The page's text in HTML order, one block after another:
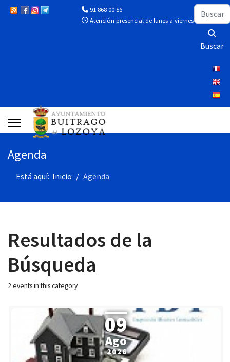
91 868 00 56
Atención presencial de lunes a viernes de 10:00 a
Buscar
Buscar
Agenda
Está aquí: Inicio Agenda
Resultados de la
Búsqueda
2 events in this category
09
Ago
2026